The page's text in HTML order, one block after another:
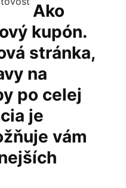
Ako
kupón.
stránka,
na
po celej
je
vám